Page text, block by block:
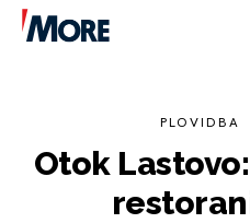
PLOVIDBA
Otok